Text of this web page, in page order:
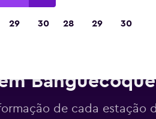
aluguer da
Banguecoque
de cada estação
29 30 28 29 30